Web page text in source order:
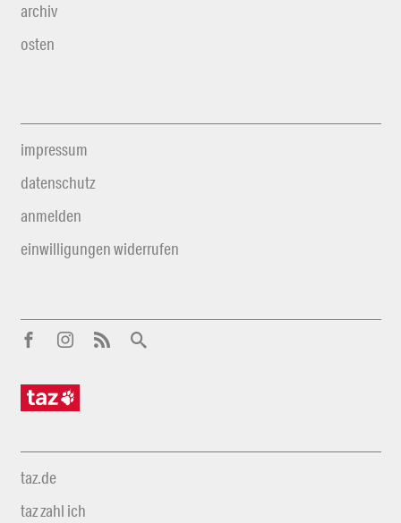
archiv
osten
impressum
datenschutz
anmelden
einwilligungen widerrufen
taz.de
taz zahl ich